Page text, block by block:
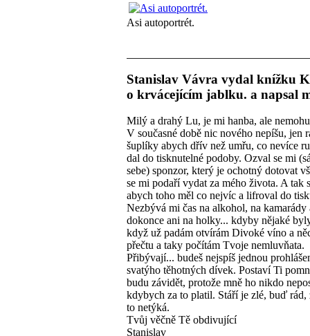
Asi autoportrét.
Stanislav Vávra vydal knížku
o krvácejícím jablku. a napsal
Milý a drahý Lu, je mi hanba, ale
V současné době nic nového nepíšu, jen
šuplíky abych dřív než umřu, co nevíce
dal do tisknutelné podoby. Ozval se mi
sebe) sponzor, který je ochotný dotovat
se mi podaří vydat za mého života. A tak
abych toho měl co nejvíc a lifroval do
Nezbývá mi čas na alkohol, na kamarády
dokonce ani na holky... kdyby nějaké
když už padám otvírám Divoké víno a
přečtu a taky počítám Tvoje nemluvňata.
Přibývají... budeš nejspíš jednou
svatýho těhotných dívek. Postaví Ti
budu závidět, protože mně ho nikdo
kdybych za to platil. Stáří je zlé, buď rád,
to netýká.
Tvůj věčně Tě obdivující
Stanislav